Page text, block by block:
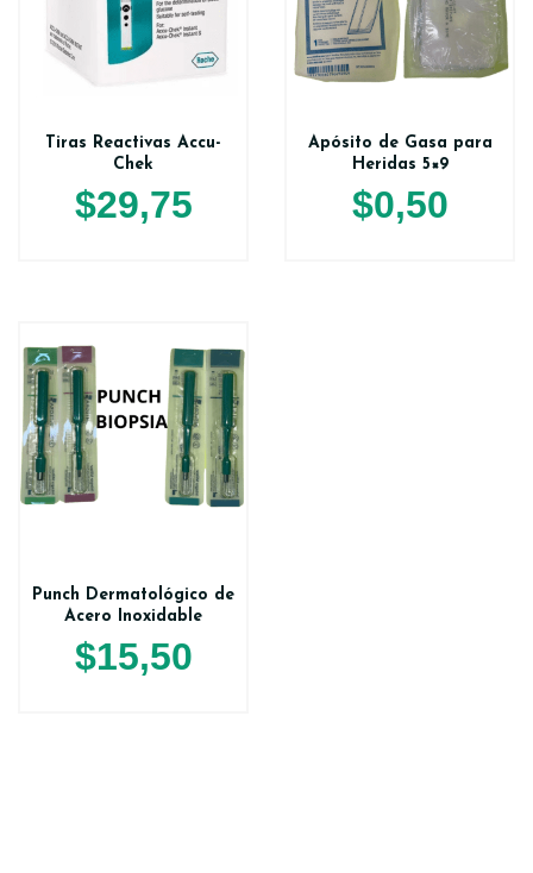
Tiras Reactivas Accu-
Chek
$29,75
Apósito de Gasa para
Heridas 5×9
$0,50
Punch Dermatológico de
Acero Inoxidable
$15,50